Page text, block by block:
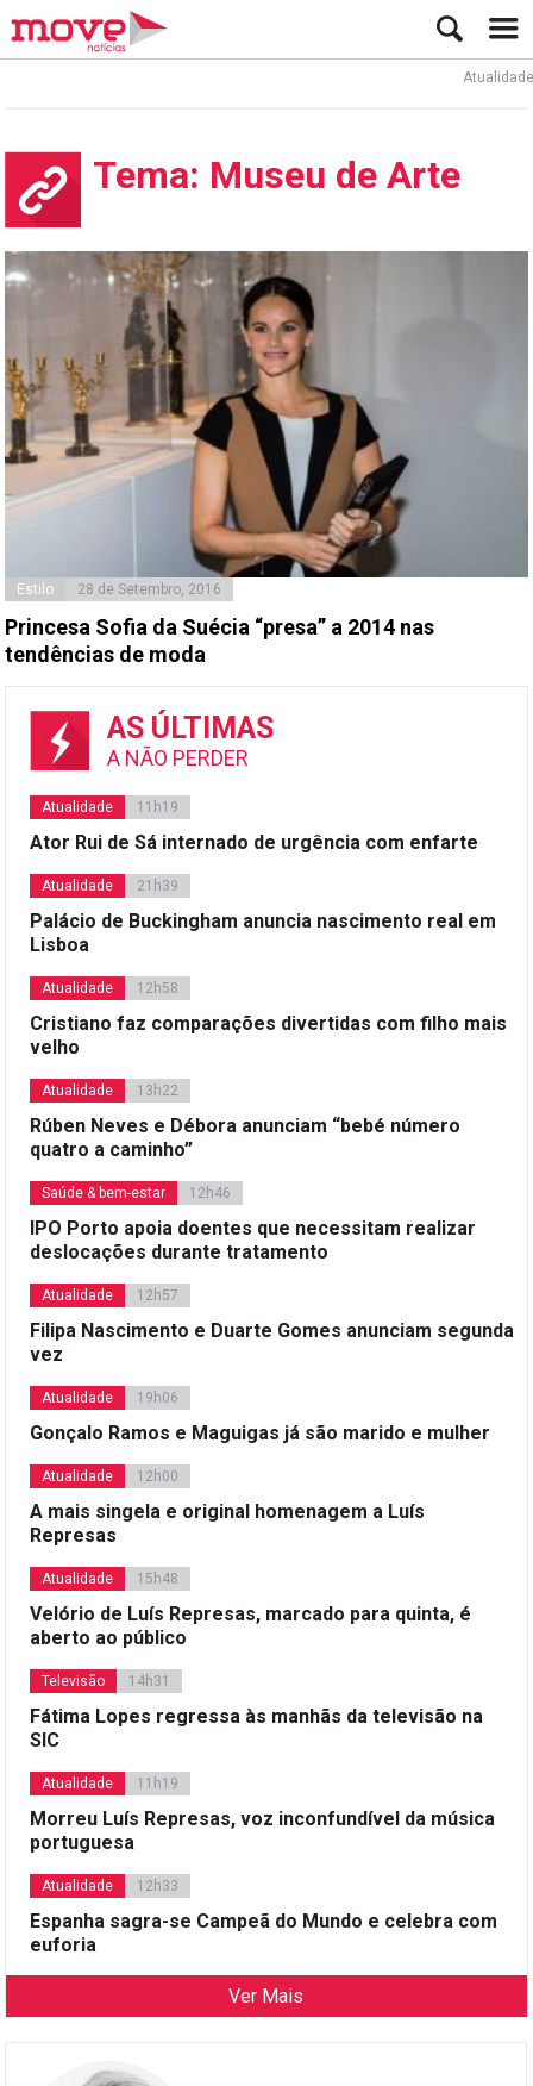
Atualidade
Tema: Museu de Arte
Estilo 28 de Setembro, 2016
Princesa Sofia da Suécia “presa” a 2014 nas
tendências de moda
AS ÚLTIMAS
A NÃO PERDER
Atualidade 11h19
Ator Rui de Sá internado de urgência com enfarte
Atualidade 21h39
Palácio de Buckingham anuncia nascimento real em
Lisboa
Atualidade 12h58
Cristiano faz comparações divertidas com filho mais
velho
Atualidade 13h22
Rúben Neves e Débora anunciam “bebé número
quatro a caminho”
Saúde & bem-estar 12h46
IPO Porto apoia doentes que necessitam realizar
deslocações durante tratamento
Atualidade 12h57
Filipa Nascimento e Duarte Gomes anunciam segunda
vez
Atualidade 19h06
Gonçalo Ramos e Maguigas já são marido e mulher
Atualidade 12h00
A mais singela e original homenagem a Luís
Represas
Atualidade 15h48
Velório de Luís Represas, marcado para quinta, é
aberto ao público
Televisão 14h31
Fátima Lopes regressa às manhãs da televisão na
SIC
Atualidade 11h19
Morreu Luís Represas, voz inconfundível da música
portuguesa
Atualidade 12h33
Espanha sagra-se Campeã do Mundo e celebra com
euforia
Ver Mais